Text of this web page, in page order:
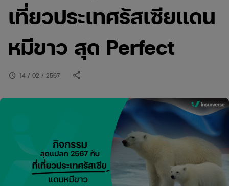
เที่ยวประเทศรัสเซียแดน
หมีขาว สุด Perfect
schedule 14 / 02 / 2567 share